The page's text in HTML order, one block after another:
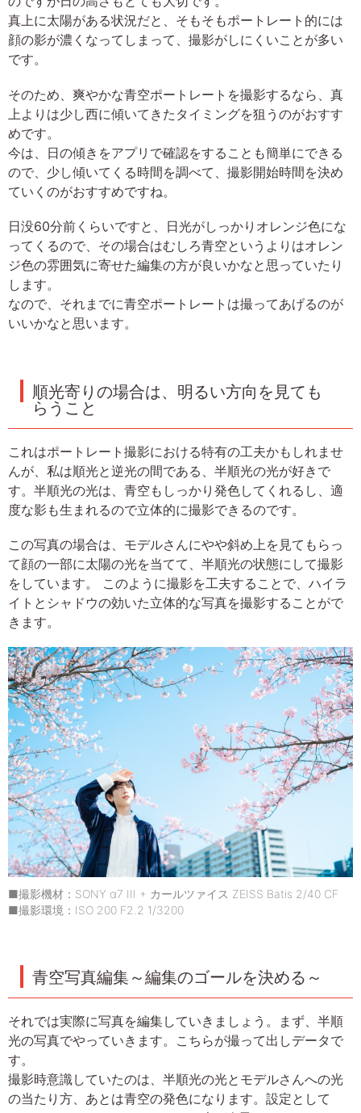
真上に太陽がある状況だと、そもそもポートレート的には
顔の影が濃くなってしまって、撮影がしにくいことが多い
です。
そのため、爽やかな青空ポートレートを撮影するなら、真
上よりは少し西に傾いてきたタイミングを狙うのがおすす
めです。
今は、日の傾きをアプリで確認をすることも簡単にできる
ので、少し傾いてくる時間を調べて、撮影開始時間を決め
ていくのがおすすめですね。
日没60分前くらいですと、日光がしっかりオレンジ色にな
ってくるので、その場合はむしろ青空というよりはオレン
ジ色の雰囲気に寄せた編集の方が良いかなと思っていたり
します。
なので、それまでに青空ポートレートは撮ってあげるのが
いいかなと思います。
順光寄りの場合は、明るい方向を見ても
らうこと
これはポートレート撮影における特有の工夫かもしれませ
んが、私は順光と逆光の間である、半順光の光が好きで
す。半順光の光は、青空もしっかり発色してくれるし、適
度な影も生まれるので立体的に撮影できるのです。
この写真の場合は、モデルさんにやや斜め上を見てもらっ
て顔の一部に太陽の光を当てて、半順光の状態にして撮影
をしています。 このように撮影を工夫することで、ハイラ
イトとシャドウの効いた立体的な写真を撮影することがで
きます。
■撮影機材：SONY α7 III + カールツァイス ZEISS Batis 2/40 CF
■撮影環境：ISO 200 F2.2 1/3200
青空写真編集～編集のゴールを決める～
それでは実際に写真を編集していきましょう。まず、半順
光の写真でやっていきます。こちらが撮って出しデータで
す。
撮影時意識していたのは、半順光の光とモデルさんへの光
の当たり方、あとは青空の発色になります。設定として